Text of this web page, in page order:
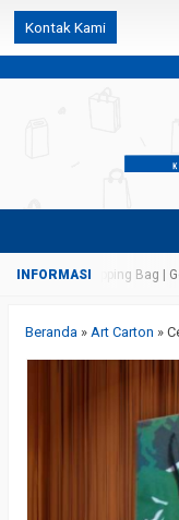
Kontak Kami
Bag | Shopping Bag |
Beranda » Art Carton »